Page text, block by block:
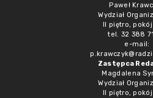
Paweł
Wydział
II piętro, pokój
tel. 32 388
e-mail:
Zastępca
Magdalena
Wydział
II piętro, pokój